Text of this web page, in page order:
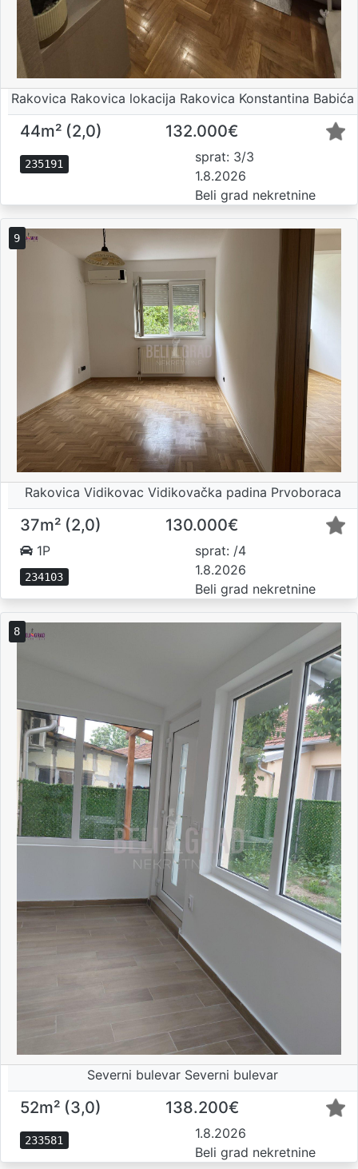
Rakovica Rakovica lokacija Rakovica Konstantina Babića
44m² (2,0) 132.000€
235191
sprat: 3/3
1.8.2026
Beli grad nekretnine
9
Rakovica Vidikovac Vidikovačka padina Prvoboraca
37m² (2,0) 130.000€
1P
234103
sprat: /4
1.8.2026
Beli grad nekretnine
8
Severni bulevar Severni bulevar
52m² (3,0) 138.200€
233581
1.8.2026
Beli grad nekretnine